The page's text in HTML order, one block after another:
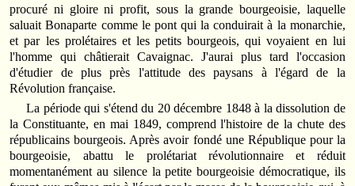
procuré ni gloire ni profit, sous la grande bourgeoisie, laquelle
saluait Bonaparte comme le pont qui la conduirait à la monarchie,
et par les prolétaires et les petits bourgeois, qui voyaient en lui
l'homme qui châtierait Cavaignac. J'aurai plus tard l'occasion
d'étudier de plus près l'attitude des paysans à l'égard de la
Révolution française.
La période qui s'étend du 20 décembre 1848 à la dissolution de
la Constituante, en mai 1849, comprend l'histoire de la chute des
républicains bourgeois. Après avoir fondé une République pour la
bourgeoisie, abattu le prolétariat révolutionnaire et réduit
momentanément au silence la petite bourgeoisie démocratique, ils